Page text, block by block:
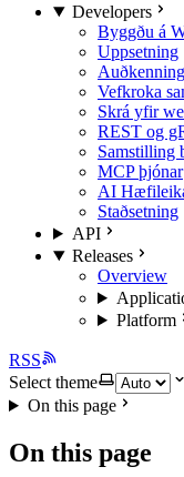
Developers
Byggðu á
Uppsetning
Auðkenning
Vefkroka
Skrá yfir
REST og
Samstilling
MCP þjónar
AI
Staðsetning
API
Releases
Overview
Platform
RSS
Select theme
On this page
On this page